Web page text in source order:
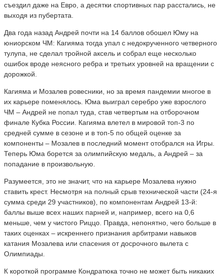
съездил даже на Евро, а десятки спортивных пар расстались, не
выходя из пубертата.
Два года назад Андрей почти на 14 баллов обошел Юму на
юниорском ЧМ: Кагияма тогда упал с недокрученного четверного
тулупа, не сделал тройной аксель и собрал еще несколько
ошибок вроде неясного ребра и третьих уровней на вращении с
дорожкой.
Кагияма и Мозалев ровесники, но за время пандемии многое в
их карьере поменялось. Юма выиграл серебро уже взрослого
ЧМ – Андрей не попал туда, став четвертым на отборочном
финале Кубка России. Кагияма влетел в мировой топ-3 по
средней сумме в сезоне и в топ-5 по общей оценке за
компоненты – Мозалев в последний момент отобрался на Игры.
Теперь Юма борется за олимпийскую медаль, а Андрей – за
попадание в произвольную.
Разумеется, это не значит, что на карьере Мозалева нужно
ставить крест. Несмотря на полный срыв технической части (24-я
сумма среди 29 участников), по компонентам Андрей 13-й:
баллы выше всех наших парней и, например, всего на 0,6
меньше, чем у чистого Риццо. Правда, непонятно, чего больше в
таких оценках – искреннего признания арбитрами навыков
катания Мозалева или спасения от досрочного вылета с
Олимпиады.
К короткой программе Кондратюка точно не может быть никаких